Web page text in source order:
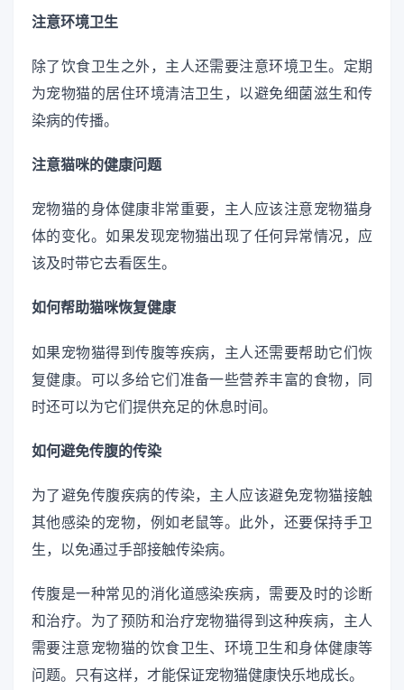
注意环境卫生
除了饮食卫生之外，主人还需要注意环境卫生。定期
为宠物猫的居住环境清洁卫生，以避免细菌滋生和传
染病的传播。
注意猫咪的健康问题
宠物猫的身体健康非常重要，主人应该注意宠物猫身
体的变化。如果发现宠物猫出现了任何异常情况，应
该及时带它去看医生。
如何帮助猫咪恢复健康
如果宠物猫得到传腹等疾病，主人还需要帮助它们恢
复健康。可以多给它们准备一些营养丰富的食物，同
时还可以为它们提供充足的休息时间。
如何避免传腹的传染
为了避免传腹疾病的传染，主人应该避免宠物猫接触
其他感染的宠物，例如老鼠等。此外，还要保持手卫
生，以免通过手部接触传染病。
传腹是一种常见的消化道感染疾病，需要及时的诊断
和治疗。为了预防和治疗宠物猫得到这种疾病，主人
需要注意宠物猫的饮食卫生、环境卫生和身体健康等
问题。只有这样，才能保证宠物猫健康快乐地成长。